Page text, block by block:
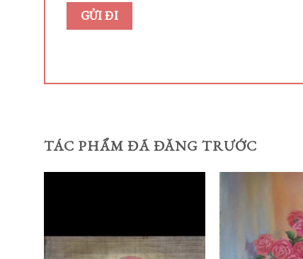
TÁC PHẨM ĐÃ ĐĂNG TRƯỚC